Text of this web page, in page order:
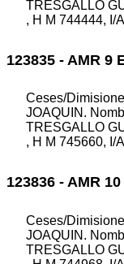
TRESGALLO
, H M 744444, I/
123835 - AMR 9
Ceses/
JOAQUIN.
TRESGALLO
, H M 745660, I/
123836 - AMR
Ceses/
JOAQUIN.
TRESGALLO